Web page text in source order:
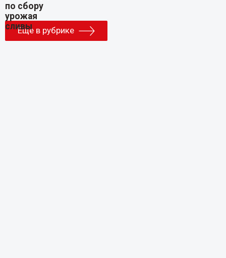
Еще в рубрике